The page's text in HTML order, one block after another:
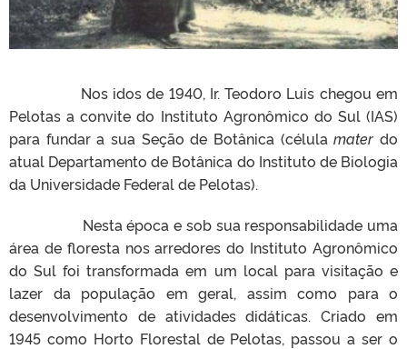
Nos idos de 1940, Ir. Teodoro Luis chegou em
Pelotas a convite do Instituto Agronômico do Sul (IAS)
para fundar a sua Seção de Botânica (célulamater do
atual Departamento de Botânica do Instituto de Biologia
da Universidade Federal de Pelotas).
Nesta época e sob sua responsabilidade uma
área de floresta nos arredores do Instituto Agronômico
do Sul foi transformada em um local para visitação e
lazer da população em geral, assim como para o
desenvolvimento de atividades didáticas. Criado em
1945 como Horto Florestal de Pelotas, passou a ser o